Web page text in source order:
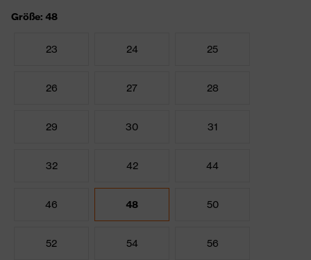
Größe: 48
23 24 25
26 27 28
29 30 31
32 42 44
46 48 50
52 54 56